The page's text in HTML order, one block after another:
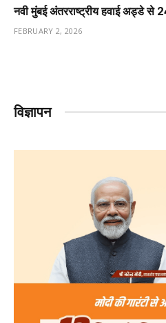
नवी मुंबई अंतरराष्ट्रीय हवाई अड्डे से
FEBRUARY 2, 2026
विज्ञापन